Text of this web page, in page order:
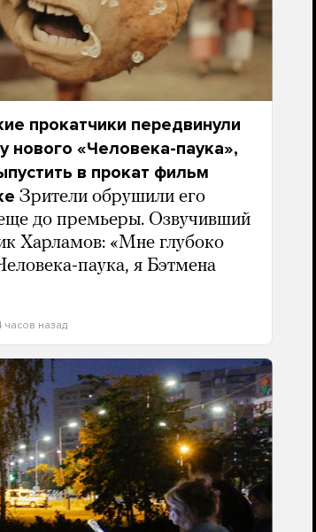
прокатчики передвинули
нового «Человека-паука»,
в прокат фильм
Зрители обрушили его
до премьеры. Озвучивший
Харламов: «Мне глубоко
паука, я Бэтмена
часов назад